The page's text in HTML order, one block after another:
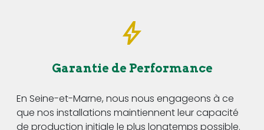
Garantie de Performance
En Seine-et-Marne, nous nous engageons à ce
que nos installations maintiennent leur capacité
de production initiale le plus longtemps possible.